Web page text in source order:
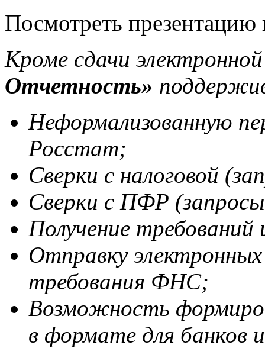
Посмотреть
Кроме сдачи
Отчетность»
Неформализованную
Росстат;
Сверки с налоговой
Сверки с ПФР
Получение требований
Отправку
требования ФНС;
Возможность
в формате для банков